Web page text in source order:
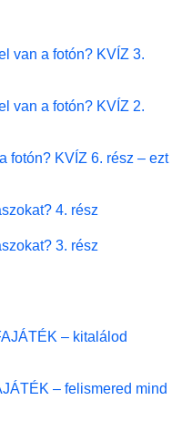
van a fotón? KVÍZ 3.
van a fotón? KVÍZ 2.
fotón? KVÍZ 6. rész – ezt
4. rész
3. rész
– kitalálod
– felismered mind